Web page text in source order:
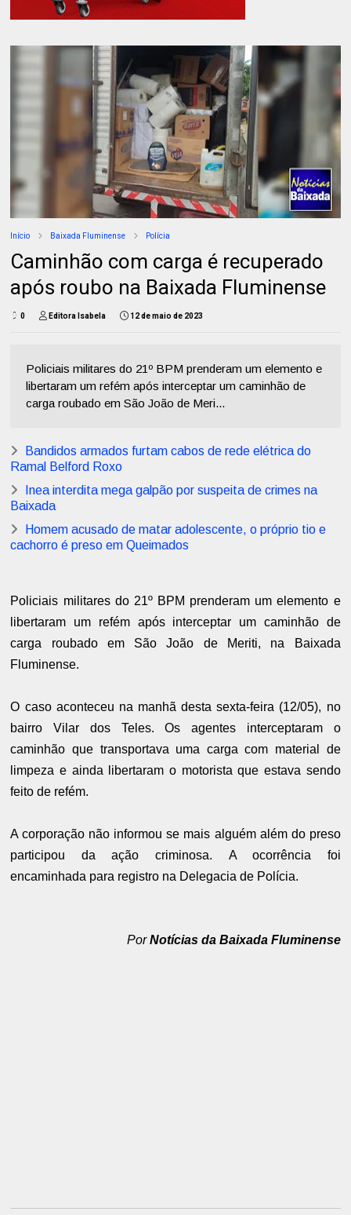
Início Baixada Fluminense Polícia
Caminhão com carga é recuperado
após roubo na Baixada Fluminense
0 Editora Isabela 12 de maio de 2023
Policiais militares do 21º BPM prenderam um elemento e
libertaram um refém após interceptar um caminhão de
carga roubado em São João de Meri...
Bandidos armados furtam cabos de rede elétrica do
Ramal Belford Roxo
Inea interdita mega galpão por suspeita de crimes na
Baixada
Homem acusado de matar adolescente, o próprio tio e
cachorro é preso em Queimados
Policiais militares do 21º BPM prenderam um elemento e
libertaram um refém após interceptar um caminhão de
carga roubado em São João de Meriti, na Baixada
Fluminense.
O caso aconteceu na manhã desta sexta-feira (12/05), no
bairro Vilar dos Teles. Os agentes interceptaram o
caminhão que transportava uma carga com material de
limpeza e ainda libertaram o motorista que estava sendo
feito de refém.
A corporação não informou se mais alguém além do preso
participou da ação criminosa. A ocorrência foi
encaminhada para registro na Delegacia de Polícia.
PorNotícias da Baixada Fluminense